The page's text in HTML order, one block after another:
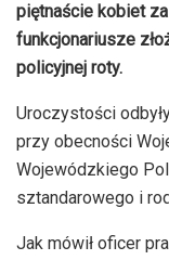
piętnaście kobiet
funkcjonariusze
policyjnej roty.
Uroczystości
przy obecności
Wojewódzkiego
sztandarowego i
Jak mówił oficer